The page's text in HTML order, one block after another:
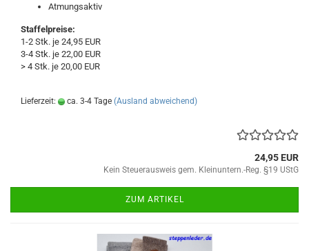
Atmungsaktiv
Staffelpreise:
1-2 Stk. je 24,95 EUR
3-4 Stk. je 22,00 EUR
> 4 Stk. je 20,00 EUR
Lieferzeit: ca. 3-4 Tage (Ausland abweichend)
24,95 EUR
Kein Steuerausweis gem. Kleinuntern.-Reg. §19 UStG
ZUM ARTIKEL